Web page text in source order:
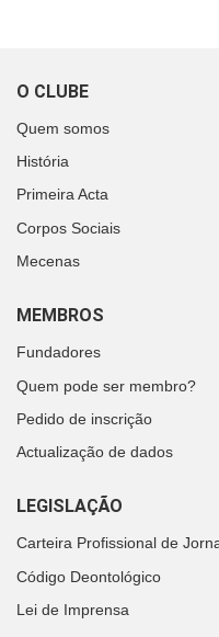
O CLUBE
Quem somos
História
Primeira Acta
Corpos Sociais
Mecenas
MEMBROS
Fundadores
Quem pode ser membro?
Pedido de inscrição
Actualização de dados
LEGISLAÇÃO
Carteira Profissional de
Código Deontológico
Lei de Imprensa